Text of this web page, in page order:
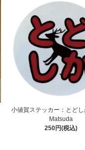
小値賀ステッカー：とど
Matsuda
250円(税込)